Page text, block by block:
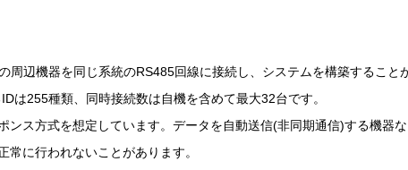
周辺機器を同じ系統のRS485回線に接続し、システムを構築すること
は255種類、同時接続数は自機を含めて最大32台です。
ス方式を想定しています。データを自動送信(非同期通信)する機器
に行われないことがあります。